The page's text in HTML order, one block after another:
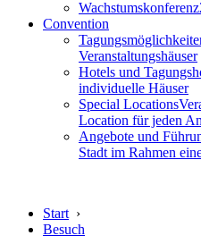
Wachstumskonferenz
Convention
Veranstaltungshäuser
Hotels und
individuelle Häuser
Special Locations
Location für jeden
Angebote und
Stadt im Rahmen
Start ›
Besuch